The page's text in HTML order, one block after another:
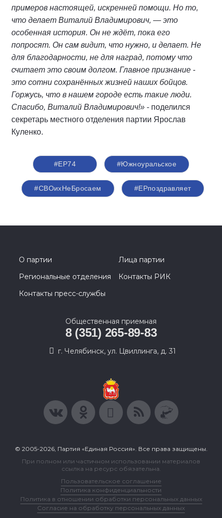
примеров настоящей, искренней помощи. Но то,
что делает Виталий Владимирович, — это
особенная история. Он не ждёт, пока его
попросят. Он сам видит, что нужно, и делает. Не
для благодарности, не для наград, потому что
считает это своим долгом. Главное признание -
это сотни сохранённых жизней наших бойцов.
Горжусь, что в нашем городе есть такие люди.
Спасибо, Виталий Владимирович!» - поделился
секретарь местного отделения партии Ярослав
Куленко.
#ЕР74 #Южноуральское
#СВОихНеБросаем #ЕРпоздравляет
О партии
Лица партии
Региональные отделения
Контакты РИК
Контакты пресс-службы
Общественная приемная
8 (351) 265-89-83
г. Челябинск, ул. Цвиллинга, д. 31
© 2005-2026, Партия «Единая Россия». Все права защищены.
При полном или частичном использовании материалов
ссылка на ресурс обязательна.
Пользовательское соглашение
Политика конфиденциальности
Политика в отношении обработки персональных данных
Согласие на обработку персональных данных